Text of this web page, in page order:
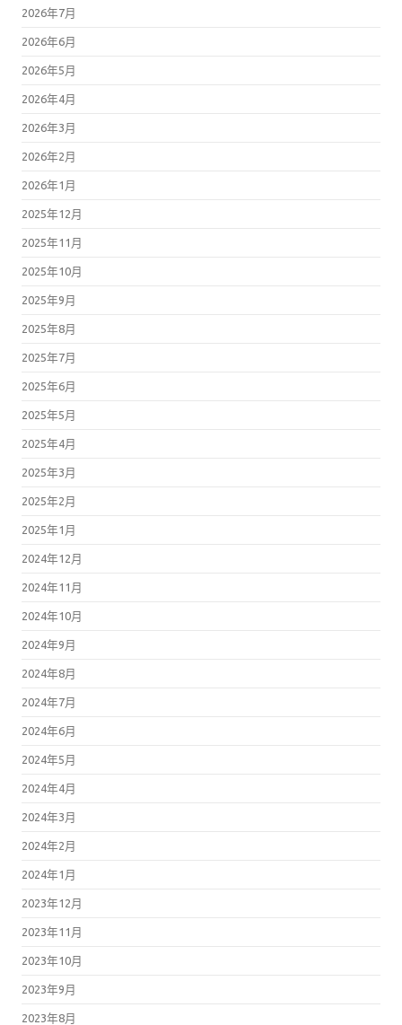
2026年7月
2026年6月
2026年5月
2026年4月
2026年3月
2026年2月
2026年1月
2025年12月
2025年11月
2025年10月
2025年9月
2025年8月
2025年7月
2025年6月
2025年5月
2025年4月
2025年3月
2025年2月
2025年1月
2024年12月
2024年11月
2024年10月
2024年9月
2024年8月
2024年7月
2024年6月
2024年5月
2024年4月
2024年3月
2024年2月
2024年1月
2023年12月
2023年11月
2023年10月
2023年9月
2023年8月